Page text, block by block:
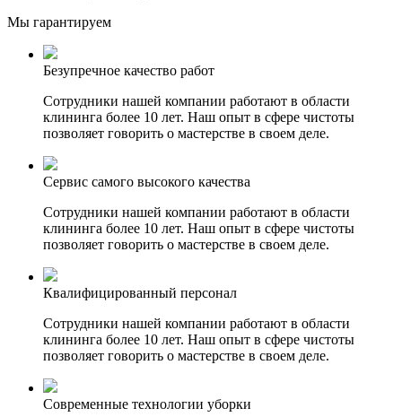
Мы гарантируем
Безупречное качество работ
Сотрудники нашей компании работают в области
клининга более 10 лет. Наш опыт в сфере чистоты
позволяет говорить о мастерстве в своем деле.
Сервис самого высокого качества
Сотрудники нашей компании работают в области
клининга более 10 лет. Наш опыт в сфере чистоты
позволяет говорить о мастерстве в своем деле.
Квалифицированный персонал
Сотрудники нашей компании работают в области
клининга более 10 лет. Наш опыт в сфере чистоты
позволяет говорить о мастерстве в своем деле.
Современные технологии уборки